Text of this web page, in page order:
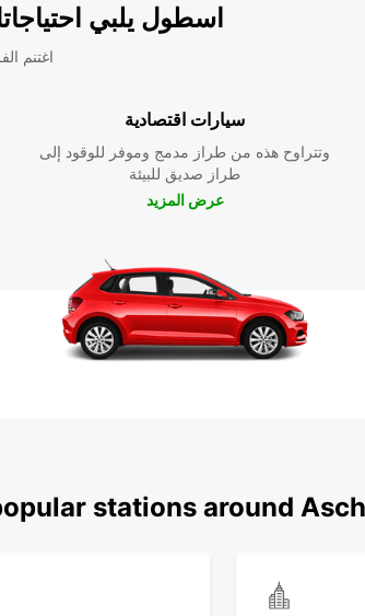
اسطول يلبي
اغتنم
سيارات اقتصادية
وتتراوح هذه من طراز مدمج وموفر للوقود إلى
طراز صديق للبيئة
عرض المزيد
stations around